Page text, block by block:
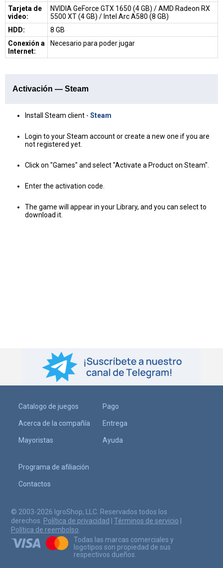
Tarjeta de
video:
NVIDIA GeForce GTX 1650 (4 GB) / AMD Radeon RX
5500 XT (4 GB) / Intel Arc A580 (8 GB)
HDD:
8 GB
Conexión a
Internet:
Necesario para poder jugar
Activación — Steam
Install Steam client - Steam
Login to your Steam account or create a new one if you are
not registered yet.
Click on "Games" and select "Activate a Product on Steam".
Enter the activation code.
The game will appear in your Library, and you can select to
download it.
Catalogo de juegos
Acerca de la compañía
Mayoristas
Pago
Entrega
Ayuda
Programa de afiliación
Contactos
© 2003-2026 IgroShop, LLC. Reservados todos los
derechos. Política de privacidad Términos de servicio
Política de reembolso
Todas las marcas comerciales y
logotipos son propiedad de sus
respectivos dueños.